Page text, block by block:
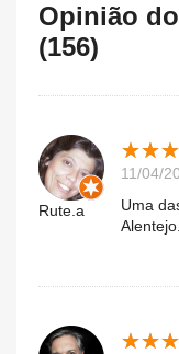
Opinião
(156)
Rute.a
★★★
★★★
11/04/
Uma
★★★
★★★